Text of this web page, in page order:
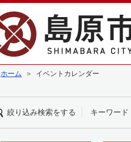
ホーム ＞ イベントカレンダー
絞り込み検索をする キーワード